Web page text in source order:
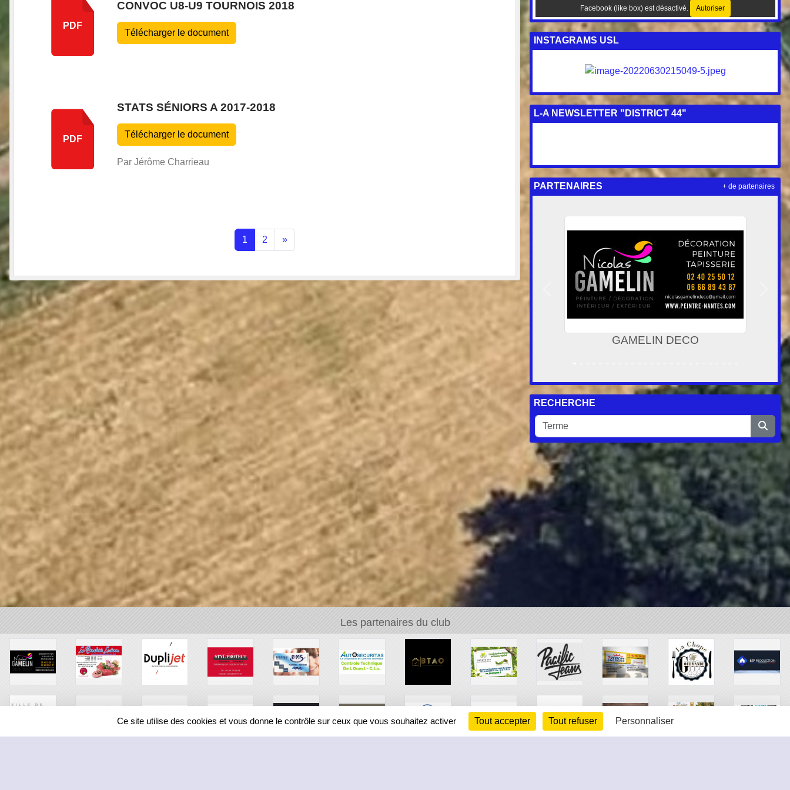
PDF
CONVOC U8-U9 TOURNOIS 2018
Télécharger le document
PDF
STATS SÉNIORS A 2017-2018
Télécharger le document
Par Jérôme Charrieau
1 2 »
Facebook (like box) est désactivé. Autoriser
INSTAGRAMS USL
L-A NEWSLETTER "DISTRICT 44"
PARTENAIRES
Ville de Sainte Luce sur Loire
Précedent
+ de partenaires
RECHERCHE
Les partenaires du club
Ce site utilise des cookies et vous donne le contrôle sur ceux que vous souhaitez activer Tout accepter Tout refuser Personnaliser